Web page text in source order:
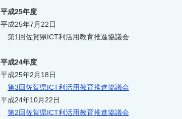
平成25年度
平成25年7月22日
第1回佐賀県ICT利活用教育推進協議会
平成24年度
平成25年2月18日
第3回佐賀県ICT利活用教育推進協議会
平成24年10月22日
第2回佐賀県ICT利活用教育推進協議会